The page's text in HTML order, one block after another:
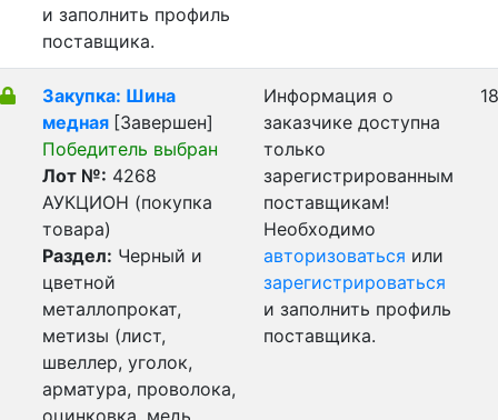
и заполнить профиль
поставщика.
Закупка: Шина
медная [Завершен]
Победитель выбран
Лот №: 4268
АУКЦИОН (покупка
товара)
Раздел: Черный и
цветной
металлопрокат,
метизы (лист,
швеллер, уголок,
арматура, проволока,
оцинковка, медь,
Информация о
заказчике доступна
только
зарегистрированным
поставщикам!
Необходимо
авторизоваться или
зарегистрироваться
и заполнить профиль
поставщика.